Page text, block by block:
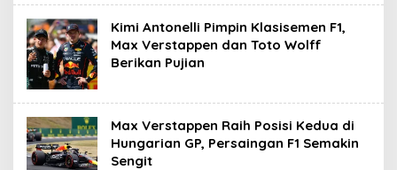
Kimi Antonelli Pimpin Klasisemen F1,
Max Verstappen dan Toto Wolff
Berikan Pujian
Max Verstappen Raih Posisi Kedua di
Hungarian GP, Persaingan F1 Semakin
Sengit